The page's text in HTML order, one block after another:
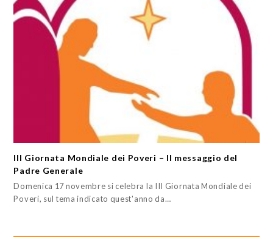
III Giornata Mondiale dei Poveri – Il messaggio del
Padre Generale
Domenica 17 novembre si celebra la III Giornata Mondiale dei
Poveri, sul tema indicato quest'anno da…